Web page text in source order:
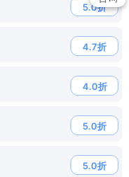
5.0折
4.7折
4.0折
5.0折
5.0折